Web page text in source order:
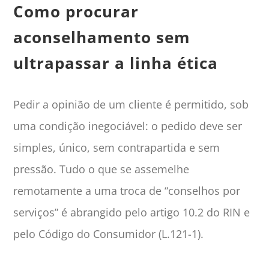
Como procurar
aconselhamento sem
ultrapassar a linha ética
Pedir a opinião de um cliente é permitido, sob
uma condição inegociável: o pedido deve ser
simples, único, sem contrapartida e sem
pressão. Tudo o que se assemelhe
remotamente a uma troca de “conselhos por
serviços” é abrangido pelo artigo 10.2 do RIN e
pelo Código do Consumidor (L.121-1).